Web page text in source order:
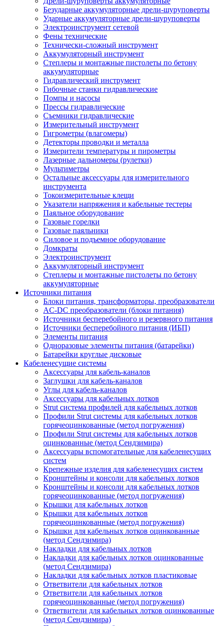
Безударные аккумуляторные дрели-шуруповерты
Ударные аккумуляторные дрели-шуруповерты
Электроинструмент сетевой
Фены технические
Технически-сложный инструмент
Аккумуляторный инструмент
Степлеры и монтажные пистолеты по бетону
аккумуляторные
Гидравлический инструмент
Гибочные станки гидравлические
Помпы и насосы
Прессы гидравлические
Съемники гидравлические
Измерительный инструмент
Гигрометры (влагомеры)
Детекторы проводки и металла
Измерители температуры и пирометры
Лазерные дальномеры (рулетки)
Мультиметры
Остальные аксессуары для измерительного
инструмента
Токоизмерительные клещи
Указатели напряжения и кабельные тестеры
Паяльное оборудование
Газовые горелки
Газовые паяльники
Силовое и подъемное оборудование
Домкраты
Электроинструмент
Аккумуляторный инструмент
Степлеры и монтажные пистолеты по бетону
аккумуляторные
Источники питания
Блоки питания, трансформаторы, преобразователи
AC-DC преобразователи (блоки питания)
Источники бесперебойного и резервного питания
Источники бесперебойного питания (ИБП)
Элементы питания
Одноразовые элементы питания (батарейки)
Батарейки круглые дисковые
Кабеленесущие системы
Аксессуары для кабель-каналов
Заглушки для кабель-каналов
Углы для кабель-каналов
Аксессуары для кабельных лотков
Strut система профилей для кабельных лотков
Профили Strut системы для кабельных лотков
горячеоцинкованные (метод погружения)
Профили Strut системы для кабельных лотков
оцинкованные (метод Сендзимира)
Аксессуары вспомогательные для кабеленесущих
систем
Крепежные изделия для кабеленесущих систем
Кронштейны и консоли для кабельных лотков
Кронштейны и консоли для кабельных лотков
горячеоцинкованные (метод погружения)
Крышки для кабельных лотков
Крышки для кабельных лотков
горячеоцинкованные (метод погружения)
Крышки для кабельных лотков оцинкованные
(метод Сендзимира)
Накладки для кабельных лотков
Накладки для кабельных лотков оцинкованные
(метод Сендзимира)
Накладки для кабельных лотков пластиковые
Ответвители для кабельных лотков
Ответвители для кабельных лотков
горячеоцинкованные (метод погружения)
Ответвители для кабельных лотков оцинкованные
(метод Сендзимира)